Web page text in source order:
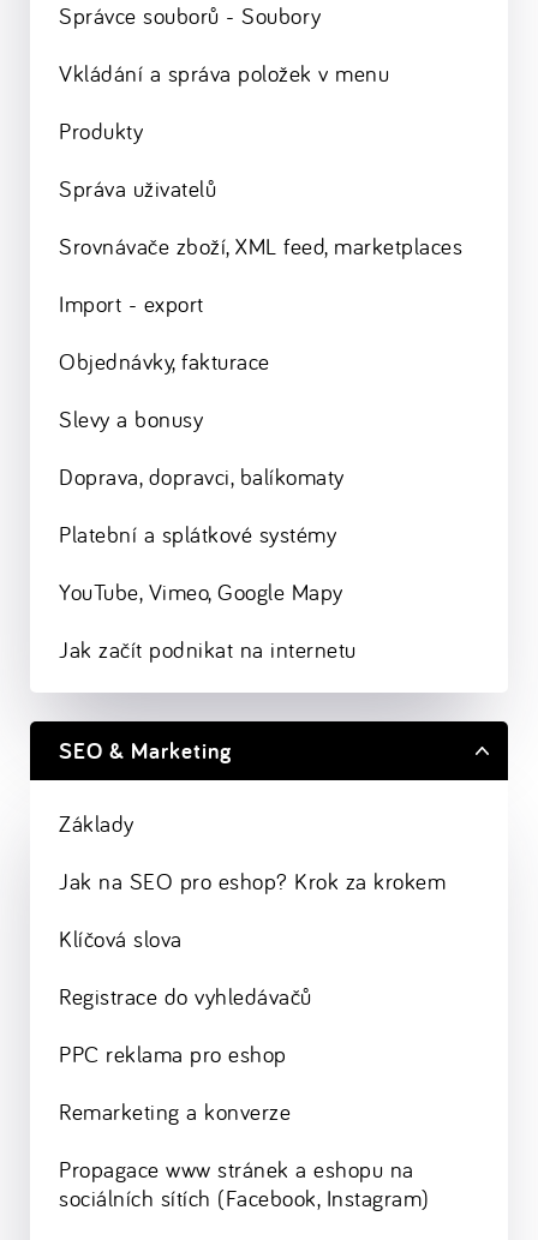
Správce souborů - Soubory
Vkládání a správa položek v menu
Produkty
Správa uživatelů
Srovnávače zboží, XML feed, marketplaces
Import - export
Objednávky, fakturace
Slevy a bonusy
Doprava, dopravci, balíkomaty
Platební a splátkové systémy
YouTube, Vimeo, Google Mapy
Jak začít podnikat na internetu
SEO & Marketing
Základy
Jak na SEO pro eshop? Krok za krokem
Klíčová slova
Registrace do vyhledávačů
PPC reklama pro eshop
Remarketing a konverze
Propagace www stránek a eshopu na
sociálních sítích (Facebook, Instagram)